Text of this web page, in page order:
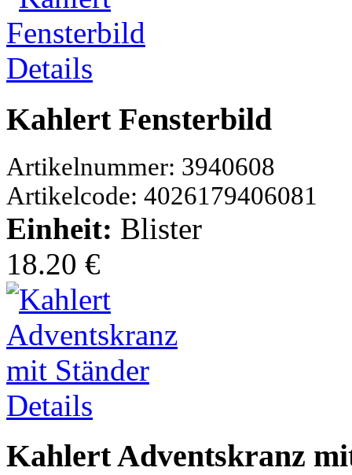
Details
Kahlert Fensterbild
Artikelnummer: 3940608
Artikelcode: 4026179406081
Einheit: Blister
18.20 €
Details
Kahlert Adventskranz